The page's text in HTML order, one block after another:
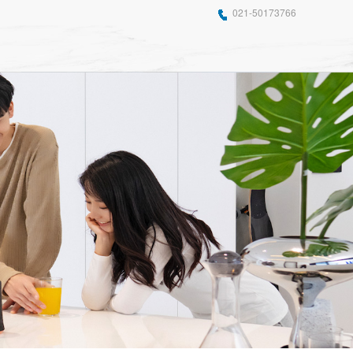
021-50173766